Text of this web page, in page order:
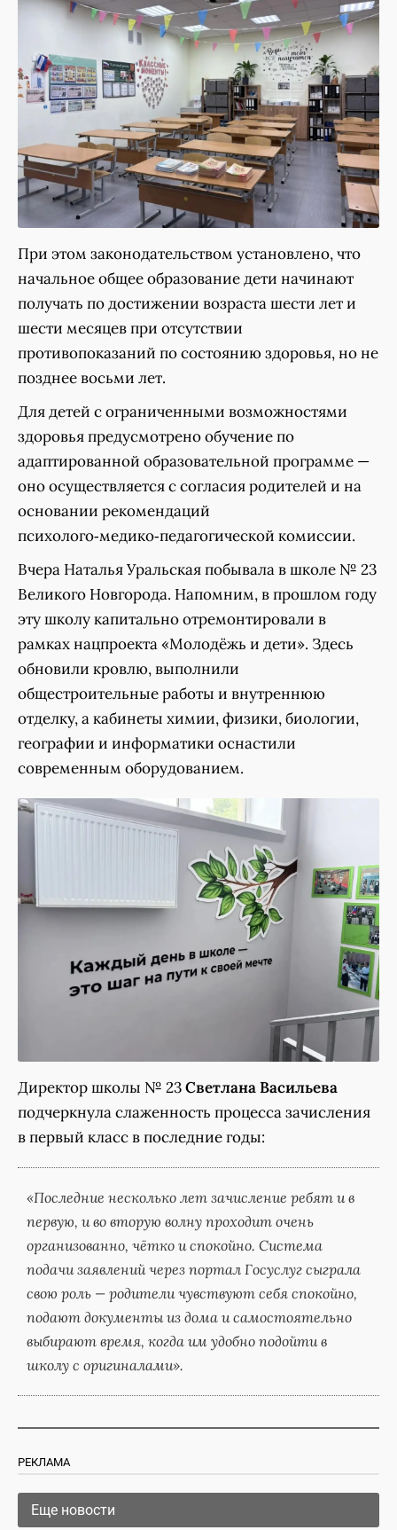
При этом законодательством установлено, что
начальное общее образование дети начинают
получать по достижении возраста шести лет и
шести месяцев при отсутствии
противопоказаний по состоянию здоровья, но не
позднее восьми лет.
Для детей с ограниченными возможностями
здоровья предусмотрено обучение по
адаптированной образовательной программе —
оно осуществляется с согласия родителей и на
основании рекомендаций
психолого‑медико‑педагогической комиссии.
Вчера Наталья Уральская побывала в школе № 23
Великого Новгорода. Напомним, в прошлом году
эту школу капитально отремонтировали в
рамках нацпроекта «Молодёжь и дети». Здесь
обновили кровлю, выполнили
общестроительные работы и внутреннюю
отделку, а кабинеты химии, физики, биологии,
географии и информатики оснастили
современным оборудованием.
Директор школы № 23Светлана Васильева
подчеркнула слаженность процесса зачисления
в первый класс в последние годы:
«Последние несколько лет зачисление ребят и в
первую, и во вторую волну проходит очень
организованно, чётко и спокойно. Система
подачи заявлений через портал Госуслуг сыграла
свою роль — родители чувствуют себя спокойно,
подают документы из дома и самостоятельно
выбирают время, когда им удобно подойти в
школу с оригиналами».
РЕКЛАМА
Еще новости